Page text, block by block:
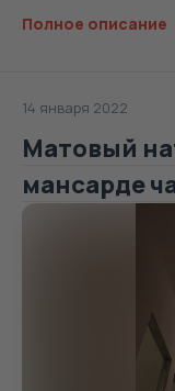
Полное описание
14 января 2022
Матовый
мансарде